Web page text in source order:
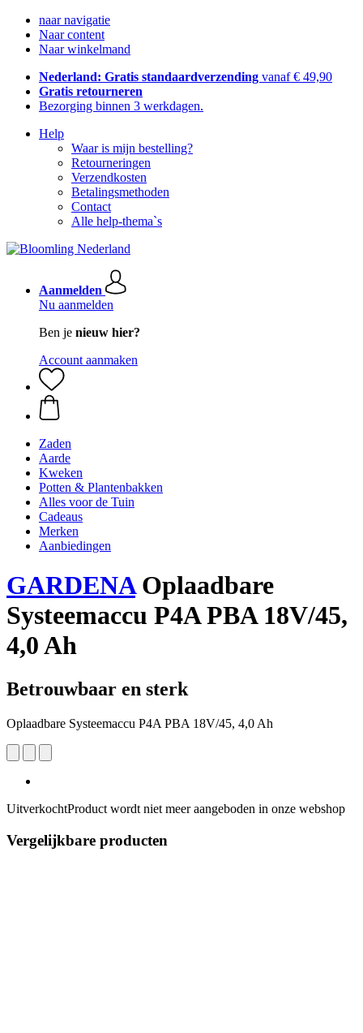
naar navigatie
Naar content
Naar winkelmand
Nederland: Gratis standaardverzending vanaf € 49,90
Gratis retourneren
Bezorging binnen 3 werkdagen.
Help
Waar is mijn bestelling?
Retourneringen
Verzendkosten
Betalingsmethoden
Contact
Alle help-thema`s
Aanmelden
Nu aanmelden
Ben je nieuw hier?
Account aanmaken
Zaden
Aarde
Kweken
Potten & Plantenbakken
Alles voor de Tuin
Cadeaus
Merken
Aanbiedingen
GARDENAOplaadbare
Systeemaccu P4A PBA 18V/45,
4,0 Ah
Betrouwbaar en sterk
Oplaadbare Systeemaccu P4A PBA 18V/45, 4,0 Ah
UitverkochtProduct wordt niet meer aangeboden in onze webshop
Vergelijkbare producten